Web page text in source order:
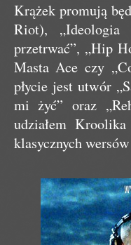
Krążek promują
Riot), „Ideologia
przetrwać”, „Hip
Masta Ace czy
płycie jest utwór
mi żyć” oraz
udziałem
klasycznych